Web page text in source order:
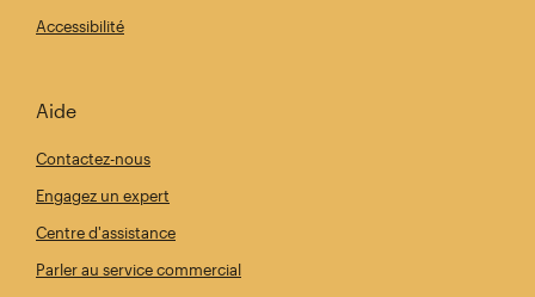
Accessibilité
Aide
Contactez-nous
Engagez un expert
Centre d'assistance
Parler au service commercial